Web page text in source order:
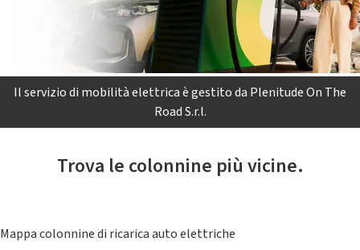
Il servizio di mobilità elettrica è gestito da Plenitude On The
Road S.r.l.
Trova le colonnine più vicine.
Mappa colonnine di ricarica auto elettriche